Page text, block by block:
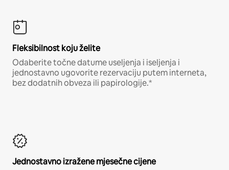
Fleksibilnost koju želite
Odaberite točne datume useljenja i iseljenja i
jednostavno ugovorite rezervaciju putem interneta,
bez dodatnih obveza ili papirologije.*
Jednostavno izražene mjesečne cijene